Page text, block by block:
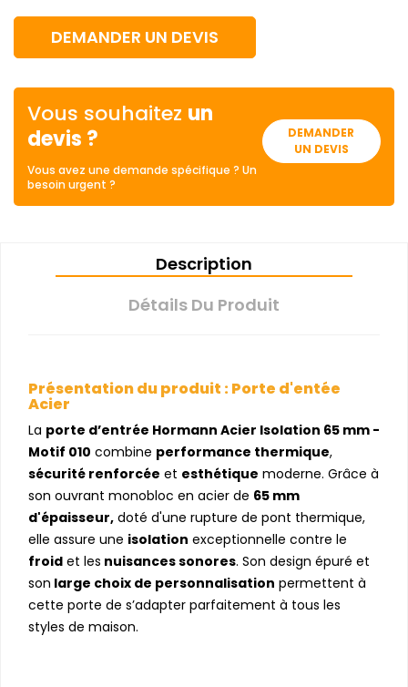
DEMANDER UN DEVIS
Vous souhaitez un
devis ?
Vous avez une demande spécifique ? Un
besoin urgent ?
DEMANDER
UN DEVIS
Description
Détails Du Produit
Présentation du produit : Porte d'entée
Acier
La porte d’entrée Hormann Acier Isolation 65 mm -
Motif 010 combine performance thermique,
sécurité renforcée et esthétique moderne. Grâce à
son ouvrant monobloc en acier de 65 mm
d'épaisseur, doté d'une rupture de pont thermique,
elle assure une isolation exceptionnelle contre le
froid et les nuisances sonores. Son design épuré et
son large choix de personnalisation permettent à
cette porte de s’adapter parfaitement à tous les
styles de maison.